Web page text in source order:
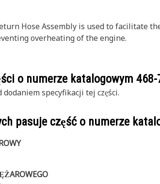
Hose Assembly is used to facilitate
overheating of the engine.
o numerze katalogowym 468-
specyfikacji tej części.
pasuje część o numerze